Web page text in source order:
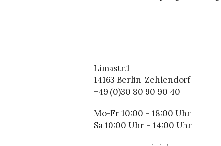
Limastr.1
14163 Berlin-Zehlendorf
+49 (0)30 80 90 90 40
Mo-Fr 10:00 – 18:00 Uhr
Sa 10:00 Uhr – 14:00 Uhr